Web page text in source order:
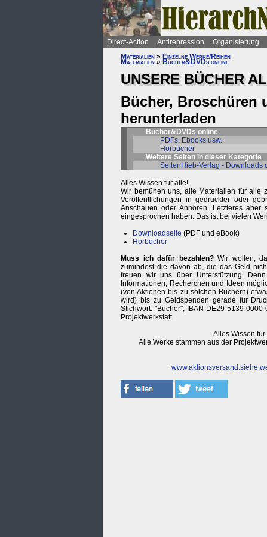
Direct-Action Antirepression Organisierung
Materialien » Einzelne Werke/Reihen
Materialien » Bücher&DVDs online
UNSERE BÜCHER
Bücher, Broschüren
herunterladen
Bücher&DVDs online
PDFs, Ebooks usw.
Hörbücher
Weitere Seiten in dieser Kategorie
SeitenHieb-Verlag - Downloads
Alles Wissen für alle!
Wir bemühen uns, alle Materialien für alle
Veröffentlichungen in gedruckter oder
Anschauen oder Anhören. Letzteres
eingesprochen haben. Das ist bei vielen
Downloadseite (PDF und eBook)
Hörbücher
Muss ich dafür bezahlen?Wir wollen,
zumindest die davon ab, die das Geld
freuen wir uns über Unterstützung.
Informationen, Recherchen und Ideen
(von Aktionen bis zu solchen Büchern)
wird) bis zu Geldspenden gerade für
Stichwort: "Bücher", IBAN DE29 5139
Projektwerkstatt
Alles Wissen
Alle Werke stammen aus der